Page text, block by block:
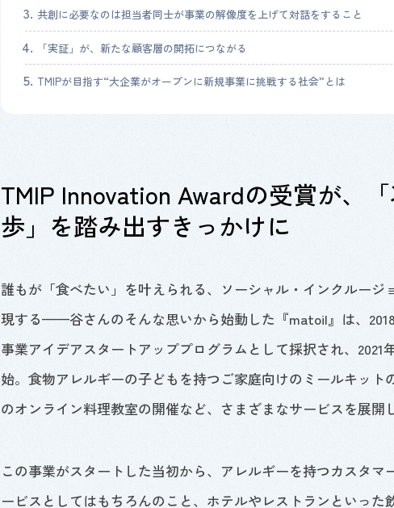
共創に必要なのは担当者同士が事業の解像度を上げて対話をすること
「実証」が、新たな顧客層の開拓につながる
TMIPが目指す“大企業がオープンに新規事業に挑戦する社会”とは
TMIP Innovation Awardの受賞が、
歩」を踏み出すきっかけに
誰もが「食べたい」を叶えられる、ソーシャル・インクルージ
現する——谷さんのそんな思いから始動した『matoil 』は、
事業アイデアスタートアッププログラムとして採択され、 2021
始。食物アレルギーの子どもを持つご家庭向けのミールキット
のオンライン料理教室の開催など、さまざまなサービスを展開
この事業がスタートした当初から、アレルギーを持つカスタマ
ービスとしてはもちろんのこと、ホテルやレストランといった